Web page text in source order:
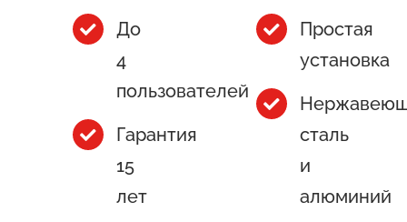
До
4
пользователей
Гарантия
15
лет
Простая
установка
сталь
и
алюминий